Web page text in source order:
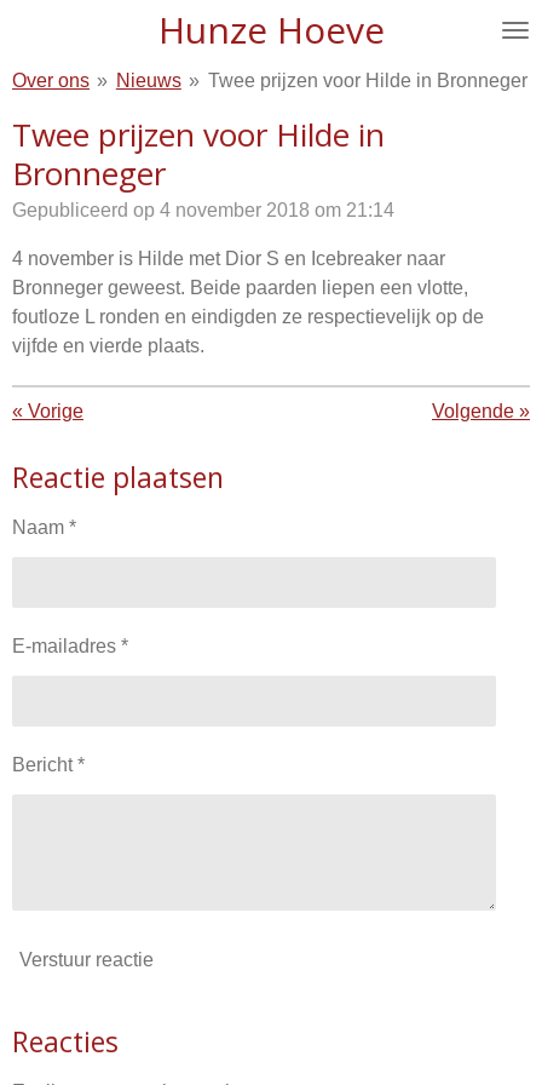
naar
hoofdinhoud
Hunze Hoeve
Over ons » Nieuws » Twee prijzen voor Hilde in Bronneger
Twee prijzen voor Hilde in
Bronneger
Gepubliceerd op 4 november 2018 om 21:14
4 november is Hilde met Dior S en Icebreaker naar
Bronneger geweest. Beide paarden liepen een vlotte,
foutloze L ronden en eindigden ze respectievelijk op de
vijfde en vierde plaats.
« Vorige Volgende »
Reactie plaatsen
Naam *
E-mailadres *
Bericht *
Verstuur reactie
Reacties